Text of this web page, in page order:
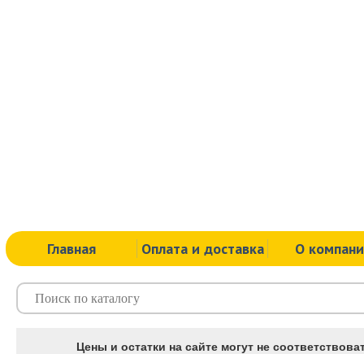
Главная Оплата и доставка О
Цены и остатки на сайте могут не